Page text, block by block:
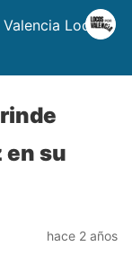
Locos
en su
hace 2 años